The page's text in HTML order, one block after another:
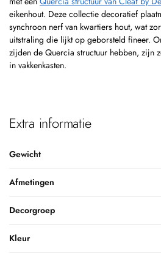
eikenhout. Deze collectie decoratief
synchroon nerf van kwartiers hout, wat
uitstraling die lijkt op geborsteld fineer.
zijden de Quercia structuur hebben, zijn
in vakkenkasten.
Extra informatie
Gewicht
Afmetingen
Decorgroep
Kleur